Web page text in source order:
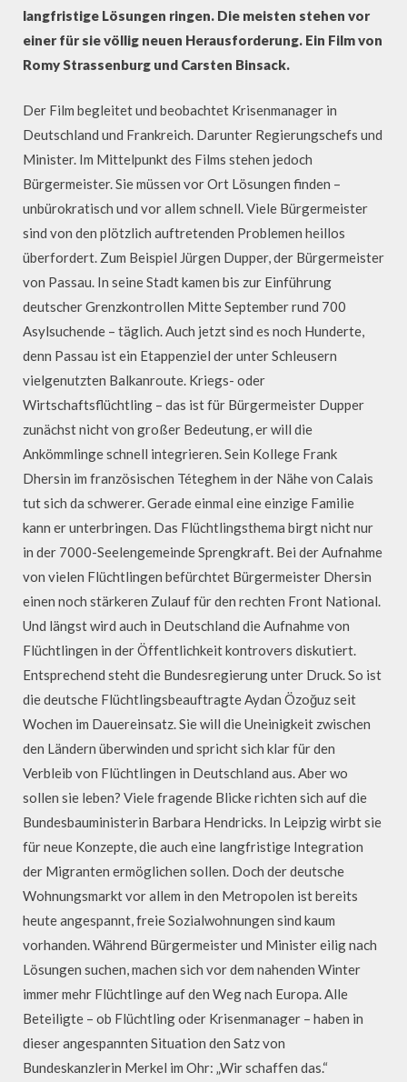
langfristige Lösungen ringen. Die meisten stehen vor
einer für sie völlig neuen Herausforderung. Ein Film von
Romy Strassenburg und Carsten Binsack.
Der Film begleitet und beobachtet Krisenmanager in
Deutschland und Frankreich. Darunter Regierungschefs und
Minister. Im Mittelpunkt des Films stehen jedoch
Bürgermeister. Sie müssen vor Ort Lösungen finden –
unbürokratisch und vor allem schnell. Viele Bürgermeister
sind von den plötzlich auftretenden Problemen heillos
überfordert. Zum Beispiel Jürgen Dupper, der Bürgermeister
von Passau. In seine Stadt kamen bis zur Einführung
deutscher Grenzkontrollen Mitte September rund 700
Asylsuchende – täglich. Auch jetzt sind es noch Hunderte,
denn Passau ist ein Etappenziel der unter Schleusern
vielgenutzten Balkanroute. Kriegs- oder
Wirtschaftsflüchtling – das ist für Bürgermeister Dupper
zunächst nicht von großer Bedeutung, er will die
Ankömmlinge schnell integrieren. Sein Kollege Frank
Dhersin im französischen Téteghem in der Nähe von Calais
tut sich da schwerer. Gerade einmal eine einzige Familie
kann er unterbringen. Das Flüchtlingsthema birgt nicht nur
in der 7000-Seelengemeinde Sprengkraft. Bei der Aufnahme
von vielen Flüchtlingen befürchtet Bürgermeister Dhersin
einen noch stärkeren Zulauf für den rechten Front National.
Und längst wird auch in Deutschland die Aufnahme von
Flüchtlingen in der Öffentlichkeit kontrovers diskutiert.
Entsprechend steht die Bundesregierung unter Druck. So ist
die deutsche Flüchtlingsbeauftragte Aydan Özoğuz seit
Wochen im Dauereinsatz. Sie will die Uneinigkeit zwischen
den Ländern überwinden und spricht sich klar für den
Verbleib von Flüchtlingen in Deutschland aus. Aber wo
sollen sie leben? Viele fragende Blicke richten sich auf die
Bundesbauministerin Barbara Hendricks. In Leipzig wirbt sie
für neue Konzepte, die auch eine langfristige Integration
der Migranten ermöglichen sollen. Doch der deutsche
Wohnungsmarkt vor allem in den Metropolen ist bereits
heute angespannt, freie Sozialwohnungen sind kaum
vorhanden. Während Bürgermeister und Minister eilig nach
Lösungen suchen, machen sich vor dem nahenden Winter
immer mehr Flüchtlinge auf den Weg nach Europa. Alle
Beteiligte – ob Flüchtling oder Krisenmanager – haben in
dieser angespannten Situation den Satz von
Bundeskanzlerin Merkel im Ohr: „Wir schaffen das.“